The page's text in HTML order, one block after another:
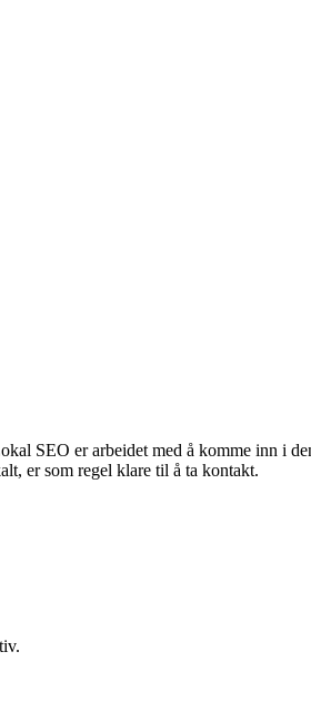
SEO er arbeidet med å komme inn i
er som regel klare til å ta kontakt.